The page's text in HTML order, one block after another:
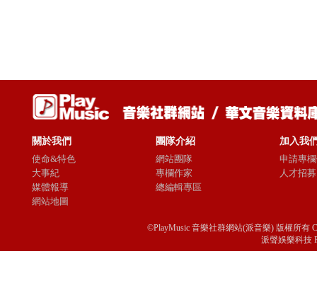
關於我們
使命&特色
大事紀
媒體報導
網站地圖
團隊介紹
網站團隊
專欄作家
總編輯專區
加入我
申請專
人才招募
©PlayMusic 音樂社群網站(派音樂) 版權所有
派聲娛樂科技